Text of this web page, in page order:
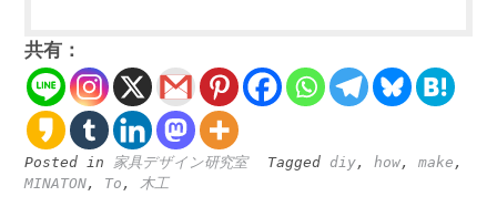
共有：
Posted in 家具デザイン研究室 Tagged diy, how, make ,
MINATON, To , 木工